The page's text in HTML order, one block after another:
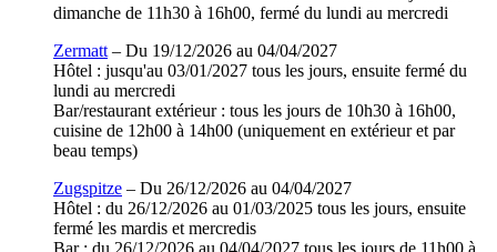
dimanche de 11h30 à 16h00, fermé du lundi au mercredi
Zermatt – Du 19/12/2026 au 04/04/2027
Hôtel : jusqu'au 03/01/2027 tous les jours, ensuite fermé du
lundi au mercredi
Bar/restaurant extérieur : tous les jours de 10h30 à 16h00,
cuisine de 12h00 à 14h00 (uniquement en extérieur et par
beau temps)
Zugspitze – Du 26/12/2026 au 04/04/2027
Hôtel : du 26/12/2026 au 01/03/2025 tous les jours, ensuite
fermé les mardis et mercredis
Bar : du 26/12/2026 au 04/04/2027 tous les jours de 11h00 à